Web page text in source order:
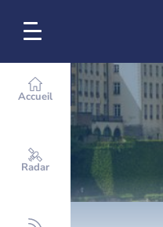
Accueil
Radar